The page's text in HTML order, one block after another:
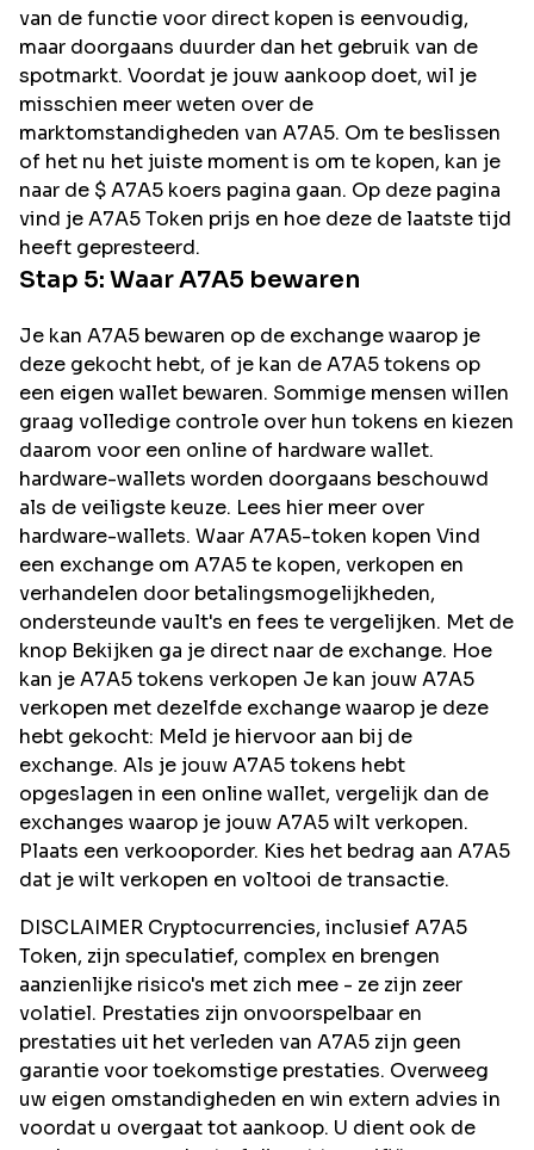
van de functie voor direct kopen is eenvoudig,
maar doorgaans duurder dan het gebruik van de
spotmarkt. Voordat je jouw aankoop doet, wil je
misschien meer weten over de
marktomstandigheden van A7A5. Om te beslissen
of het nu het juiste moment is om te kopen, kan je
naar de $ A7A5 koers pagina gaan. Op deze pagina
vind je A7A5 Token prijs en hoe deze de laatste tijd
heeft gepresteerd.
Stap 5: WaarA7A5 bewaren
Je kan A7A5 bewaren op de exchange waarop je
deze gekocht hebt, of je kan de A7A5 tokens op
een eigen wallet bewaren. Sommige mensen willen
graag volledige controle over hun tokens en kiezen
daarom voor een online of hardware wallet.
hardware-wallets worden doorgaans beschouwd
als de veiligste keuze. Lees hier meer over
hardware-wallets. Waar A7A5-token kopen Vind
een exchange om A7A5 te kopen, verkopen en
verhandelen door betalingsmogelijkheden,
ondersteunde vault's en fees te vergelijken. Met de
knop Bekijken ga je direct naar de exchange. Hoe
kan je A7A5 tokens verkopen Je kan jouw A7A5
verkopen met dezelfde exchange waarop je deze
hebt gekocht: Meld je hiervoor aan bij de
exchange. Als je jouw A7A5 tokens hebt
opgeslagen in een online wallet, vergelijk dan de
exchanges waarop je jouw A7A5 wilt verkopen.
Plaats een verkooporder. Kies het bedrag aan A7A5
dat je wilt verkopen en voltooi de transactie.
DISCLAIMER Cryptocurrencies, inclusief A7A5
Token, zijn speculatief, complex en brengen
aanzienlijke risico's met zich mee - ze zijn zeer
volatiel. Prestaties zijn onvoorspelbaar en
prestaties uit het verleden van A7A5 zijn geen
garantie voor toekomstige prestaties. Overweeg
uw eigen omstandigheden en win extern advies in
voordat u overgaat tot aankoop. U dient ook de